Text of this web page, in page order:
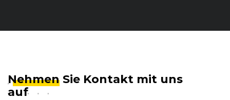
Nehmen Sie Kontakt mit uns
auf